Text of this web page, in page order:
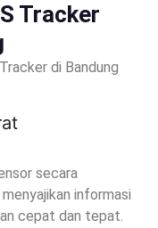
Tracker
di Bandung
secara
informasi
cepat dan tepat.